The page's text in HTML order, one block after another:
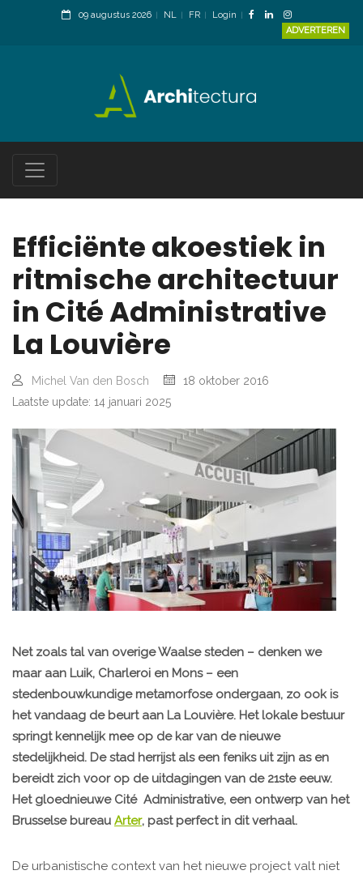
09 augustus 2026 NL FR
Login
ADVERTEREN
Efficiënte akoestiek in
ritmische architectuur
in Cité Administrative
La Louvière
Michel Van den Bosch
18 oktober 2016
Laatste update: 14 januari 2025
Net zoals tal van overige Waalse steden – denken we
maar aan Luik, Charleroi en Mons – een
stedenbouwkundige metamorfose ondergaan, zo ook is
het vandaag de beurt aan La Louvière. Het lokale bestuur
springt kennelijk mee op de kar van de nieuwe
stedelijkheid. De stad herrijst als een feniks uit zijn as en
bereidt zich voor op de uitdagingen van de 21ste eeuw.
Het gloednieuwe Cité Administrative, een ontwerp van het
Brusselse bureau Arter, past perfect in dit verhaal.
De urbanistische context van het nieuwe project valt niet